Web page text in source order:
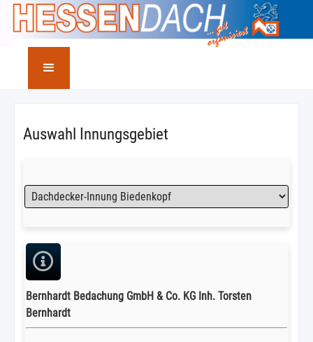
Auswahl Innungsgebiet
Bernhardt Bedachung GmbH & Co. KG Inh. Torsten
Bernhardt